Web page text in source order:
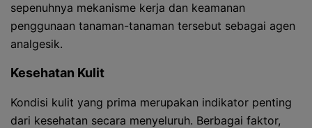
sepenuhnya mekanisme kerja dan keamanan
penggunaan tanaman-tanaman tersebut sebagai agen
analgesik.
Kesehatan Kulit
Kondisi kulit yang prima merupakan indikator penting
dari kesehatan secara menyeluruh. Berbagai faktor,